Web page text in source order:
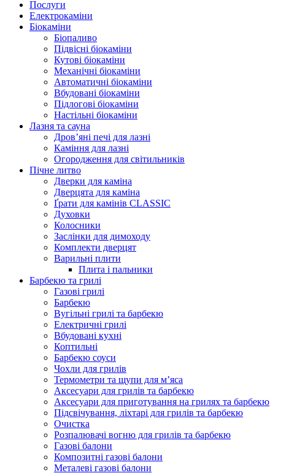
Послуги
Електрокаміни
Біокаміни
Біопаливо
Підвісні біокаміни
Кутові біокаміни
Механічні біокаміни
Автоматичні біокаміни
Вбудовані біокаміни
Підлогові біокаміни
Настільні біокаміни
Лазня та сауна
Дров’яні печі для лазні
Каміння для лазні
Огородження для світильників
Пічне литво
Дверки для каміна
Дверцята для каміна
Ґрати для камінів CLASSIC
Духовки
Колосники
Заслінки для димоходу
Комплекти дверцят
Варильні плити
Плита і пальники
Барбекю та грилі
Газові грилі
Барбекю
Вугільні грилі та барбекю
Електричні грилі
Вбудовані кухні
Коптильні
Барбекю соуси
Чохли для грилів
Термометри та щупи для м’яса
Аксесуари для грилів та барбекю
Аксесуари для приготування на грилях та барбекю
Підсвічування, ліхтарі для грилів та барбекю
Очистка
Розпалювачі вогню для грилів та барбекю
Газові балони
Композитні газові балони
Металеві газові балони